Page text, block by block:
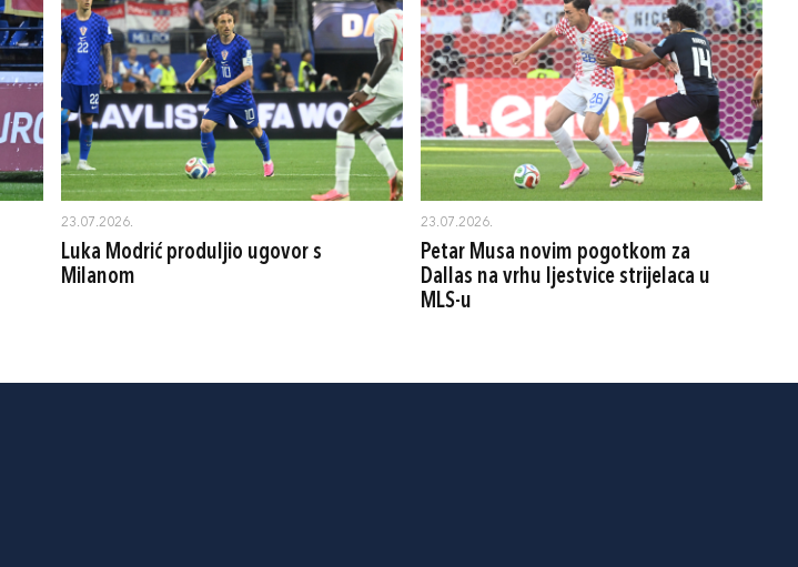
23.07.2026.
Luka Modrić produljio ugovor s
Milanom
23.07.2026.
Petar Musa novim pogotkom za
Dallas na vrhu ljestvice strijelaca u
MLS-u